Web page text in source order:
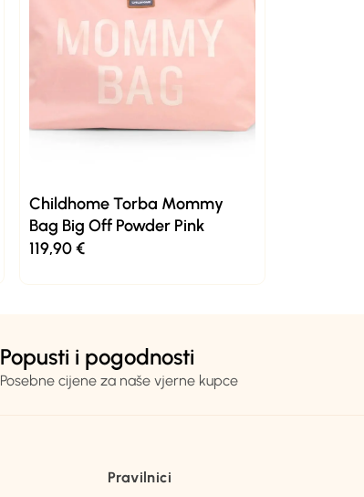
Childhome Torba Mommy
Bag Big Off Powder Pink
119,90€
Popusti i pogodnosti
Posebne cijene za naše vjerne kupce
Pravilnici